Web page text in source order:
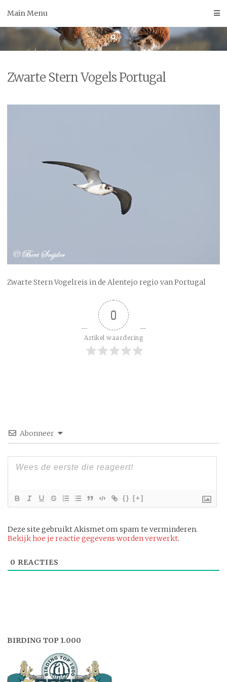
Main Menu
Zwarte Stern Vogels Portugal
Zwarte Stern Vogelreis in de Alentejo regio van Portugal
0
Artikel waardering
Abonneer
{} [+]
Deze site gebruikt Akismet om spam te verminderen.
Bekijk hoe je reactie gegevens worden verwerkt.
0 REACTIES
BIRDING TOP 1.000